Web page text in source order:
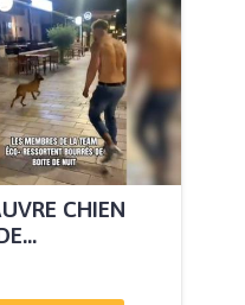
CHIEN